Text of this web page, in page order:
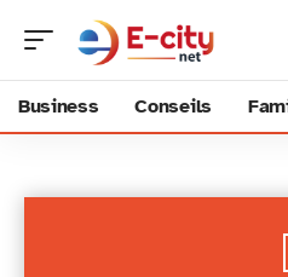
Business Conseils